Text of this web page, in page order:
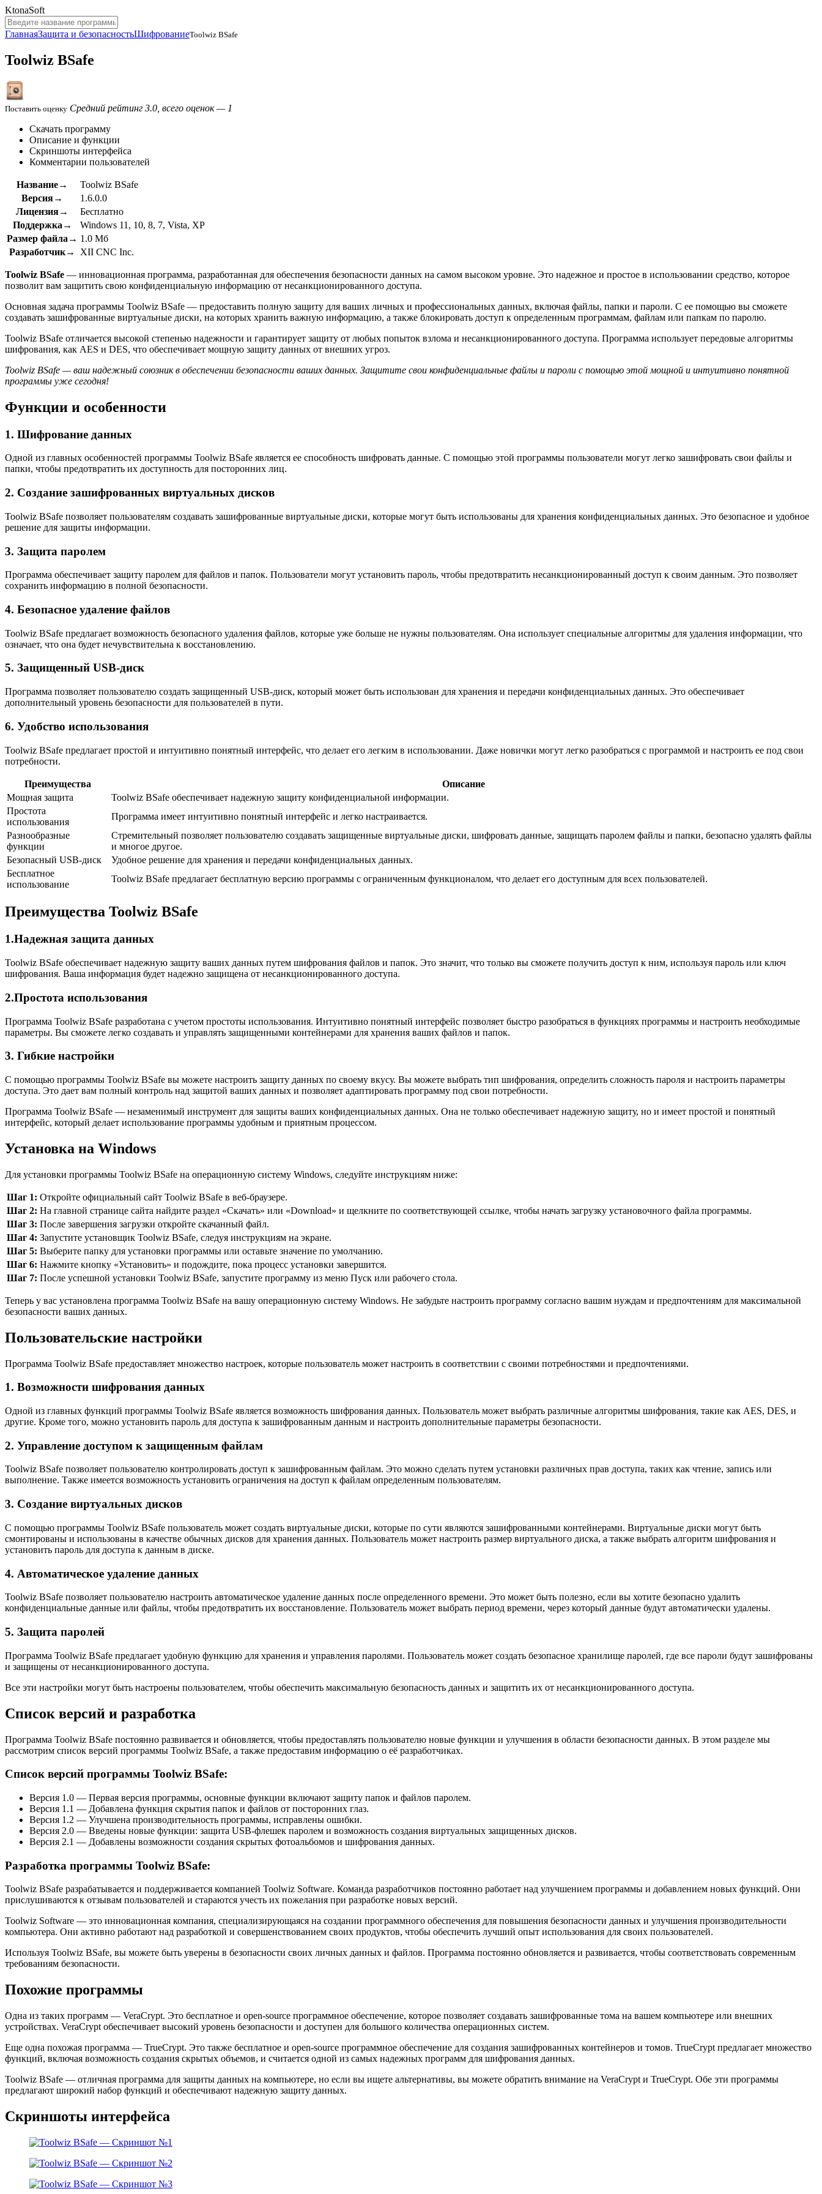
KtonaSoft
ГлавнаяЗащита и безопасностьШифрованиеToolwiz BSafe
Toolwiz BSafe
Поставить оценку Средний рейтинг 3.0, всего оценок — 1
Скачать программу
Описание и функции
Скриншоты интерфейса
Комментарии пользователей
Название→
Toolwiz BSafe
Версия→
1.6.0.0
Лицензия→
Бесплатно
Поддержка→
Windows 11, 10, 8, 7, Vista, XP
Размер файла→ 1.0 Мб
Разработчик→
XII CNC Inc.
Toolwiz BSafe — инновационная программа, разработанная для обеспечения безопасности данных на самом высоком уровне. Это надежное и простое в использовании средство, которое
позволит вам защитить свою конфиденциальную информацию от несанкционированного доступа.
Основная задача программы Toolwiz BSafe — предоставить полную защиту для ваших личных и профессиональных данных, включая файлы, папки и пароли. С ее помощью вы сможете
создавать зашифрованные виртуальные диски, на которых хранить важную информацию, а также блокировать доступ к определенным программам, файлам или папкам по паролю.
Toolwiz BSafe отличается высокой степенью надежности и гарантирует защиту от любых попыток взлома и несанкционированного доступа. Программа использует передовые алгоритмы
шифрования, как AES и DES, что обеспечивает мощную защиту данных от внешних угроз.
Toolwiz BSafe — ваш надежный союзник в обеспечении безопасности ваших данных. Защитите свои конфиденциальные файлы и пароли с помощью этой мощной и интуитивно понятной
программы уже сегодня!
Функции и особенности
1. Шифрование данных
Одной из главных особенностей программы Toolwiz BSafe является ее способность шифровать данные. С помощью этой программы пользователи могут легко зашифровать свои файлы и
папки, чтобы предотвратить их доступность для посторонних лиц.
2. Создание зашифрованных виртуальных дисков
Toolwiz BSafe позволяет пользователям создавать зашифрованные виртуальные диски, которые могут быть использованы для хранения конфиденциальных данных. Это безопасное и удобное
решение для защиты информации.
3. Защита паролем
Программа обеспечивает защиту паролем для файлов и папок. Пользователи могут установить пароль, чтобы предотвратить несанкционированный доступ к своим данным. Это позволяет
сохранить информацию в полной безопасности.
4. Безопасное удаление файлов
Toolwiz BSafe предлагает возможность безопасного удаления файлов, которые уже больше не нужны пользователям. Она использует специальные алгоритмы для удаления информации, что
означает, что она будет нечувствительна к восстановлению.
5. Защищенный USB-диск
Программа позволяет пользователю создать защищенный USB-диск, который может быть использован для хранения и передачи конфиденциальных данных. Это обеспечивает
дополнительный уровень безопасности для пользователей в пути.
6. Удобство использования
Toolwiz BSafe предлагает простой и интуитивно понятный интерфейс, что делает его легким в использовании. Даже новички могут легко разобраться с программой и настроить ее под свои
потребности.
Преимущества
Описание
Мощная защита
Toolwiz BSafe обеспечивает надежную защиту конфиденциальной информации.
Простота
использования
Программа имеет интуитивно понятный интерфейс и легко настраивается.
Разнообразные
функции
Стремительный позволяет пользователю создавать защищенные виртуальные диски, шифровать данные, защищать паролем файлы и папки, безопасно удалять файлы
и многое другое.
Безопасный USB-диск
Удобное решение для хранения и передачи конфиденциальных данных.
Бесплатное
использование
Toolwiz BSafe предлагает бесплатную версию программы с ограниченным функционалом, что делает его доступным для всех пользователей.
Преимущества Toolwiz BSafe
1.Надежная защита данных
Toolwiz BSafe обеспечивает надежную защиту ваших данных путем шифрования файлов и папок. Это значит, что только вы сможете получить доступ к ним, используя пароль или ключ
шифрования. Ваша информация будет надежно защищена от несанкционированного доступа.
2.Простота использования
Программа Toolwiz BSafe разработана с учетом простоты использования. Интуитивно понятный интерфейс позволяет быстро разобраться в функциях программы и настроить необходимые
параметры. Вы сможете легко создавать и управлять защищенными контейнерами для хранения ваших файлов и папок.
3. Гибкие настройки
С помощью программы Toolwiz BSafe вы можете настроить защиту данных по своему вкусу. Вы можете выбрать тип шифрования, определить сложность пароля и настроить параметры
доступа. Это дает вам полный контроль над защитой ваших данных и позволяет адаптировать программу под свои потребности.
Программа Toolwiz BSafe — незаменимый инструмент для защиты ваших конфиденциальных данных. Она не только обеспечивает надежную защиту, но и имеет простой и понятный
интерфейс, который делает использование программы удобным и приятным процессом.
Установка на Windows
Для установки программы Toolwiz BSafe на операционную систему Windows, следуйте инструкциям ниже:
Шаг 1: Откройте официальный сайт Toolwiz BSafe в веб-браузере.
Шаг 2: На главной странице сайта найдите раздел «Скачать» или «Download» и щелкните по соответствующей ссылке, чтобы начать загрузку установочного файла программы.
Шаг 3: После завершения загрузки откройте скачанный файл.
Шаг 4: Запустите установщик Toolwiz BSafe, следуя инструкциям на экране.
Шаг 5: Выберите папку для установки программы или оставьте значение по умолчанию.
Шаг 6: Нажмите кнопку «Установить» и подождите, пока процесс установки завершится.
Шаг 7: После успешной установки Toolwiz BSafe, запустите программу из меню Пуск или рабочего стола.
Теперь у вас установлена программа Toolwiz BSafe на вашу операционную систему Windows. Не забудьте настроить программу согласно вашим нуждам и предпочтениям для максимальной
безопасности ваших данных.
Пользовательские настройки
Программа Toolwiz BSafe предоставляет множество настроек, которые пользователь может настроить в соответствии с своими потребностями и предпочтениями.
1. Возможности шифрования данных
Одной из главных функций программы Toolwiz BSafe является возможность шифрования данных. Пользователь может выбрать различные алгоритмы шифрования, такие как AES, DES, и
другие. Кроме того, можно установить пароль для доступа к зашифрованным данным и настроить дополнительные параметры безопасности.
2. Управление доступом к защищенным файлам
Toolwiz BSafe позволяет пользователю контролировать доступ к зашифрованным файлам. Это можно сделать путем установки различных прав доступа, таких как чтение, запись или
выполнение. Также имеется возможность установить ограничения на доступ к файлам определенным пользователям.
3. Создание виртуальных дисков
С помощью программы Toolwiz BSafe пользователь может создать виртуальные диски, которые по сути являются зашифрованными контейнерами. Виртуальные диски могут быть
смонтированы и использованы в качестве обычных дисков для хранения данных. Пользователь может настроить размер виртуального диска, а также выбрать алгоритм шифрования и
установить пароль для доступа к данным в диске.
4. Автоматическое удаление данных
Toolwiz BSafe позволяет пользователю настроить автоматическое удаление данных после определенного времени. Это может быть полезно, если вы хотите безопасно удалить
конфиденциальные данные или файлы, чтобы предотвратить их восстановление. Пользователь может выбрать период времени, через который данные будут автоматически удалены.
5. Защита паролей
Программа Toolwiz BSafe предлагает удобную функцию для хранения и управления паролями. Пользователь может создать безопасное хранилище паролей, где все пароли будут зашифрованы
и защищены от несанкционированного доступа.
Все эти настройки могут быть настроены пользователем, чтобы обеспечить максимальную безопасность данных и защитить их от несанкционированного доступа.
Список версий и разработка
Программа Toolwiz BSafe постоянно развивается и обновляется, чтобы предоставлять пользователю новые функции и улучшения в области безопасности данных. В этом разделе мы
рассмотрим список версий программы Toolwiz BSafe, а также предоставим информацию о её разработчиках.
Список версий программы Toolwiz BSafe:
Версия 1.0 — Первая версия программы, основные функции включают защиту папок и файлов паролем.
Версия 1.1 — Добавлена функция скрытия папок и файлов от посторонних глаз.
Версия 1.2 — Улучшена производительность программы, исправлены ошибки.
Версия 2.0 — Введены новые функции: защита USB-флешек паролем и возможность создания виртуальных защищенных дисков.
Версия 2.1 — Добавлены возможности создания скрытых фотоальбомов и шифрования данных.
Разработка программы Toolwiz BSafe:
Toolwiz BSafe разрабатывается и поддерживается компанией Toolwiz Software. Команда разработчиков постоянно работает над улучшением программы и добавлением новых функций. Они
прислушиваются к отзывам пользователей и стараются учесть их пожелания при разработке новых версий.
Toolwiz Software — это инновационная компания, специализирующаяся на создании программного обеспечения для повышения безопасности данных и улучшения производительности
компьютера. Они активно работают над разработкой и совершенствованием своих продуктов, чтобы обеспечить лучший опыт использования для своих пользователей.
Используя Toolwiz BSafe, вы можете быть уверены в безопасности своих личных данных и файлов. Программа постоянно обновляется и развивается, чтобы соответствовать современным
требованиям безопасности.
Похожие программы
Одна из таких программ — VeraCrypt. Это бесплатное и open-source программное обеспечение, которое позволяет создавать зашифрованные тома на вашем компьютере или внешних
устройствах. VeraCrypt обеспечивает высокий уровень безопасности и доступен для большого количества операционных систем.
Еще одна похожая программа — TrueCrypt. Это также бесплатное и open-source программное обеспечение для создания зашифрованных контейнеров и томов. TrueCrypt предлагает множество
функций, включая возможность создания скрытых объемов, и считается одной из самых надежных программ для шифрования данных.
Toolwiz BSafe — отличная программа для защиты данных на компьютере, но если вы ищете альтернативы, вы можете обратить внимание на VeraCrypt и TrueCrypt. Обе эти программы
предлагают широкий набор функций и обеспечивают надежную защиту данных.
Скриншоты интерфейса